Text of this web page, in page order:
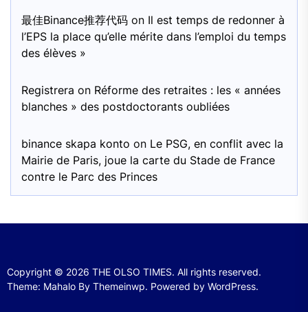
最佳Binance推荐代码 on Il est temps de redonner à
l’EPS la place qu’elle mérite dans l’emploi du temps
des élèves »
Registrera on Réforme des retraites : les « années
blanches » des postdoctorants oubliées
binance skapa konto on Le PSG, en conflit avec la
Mairie de Paris, joue la carte du Stade de France
contre le Parc des Princes
Copyright © 2026 THE OLSO TIMES. All rights reserved.
Theme: Mahalo By Themeinwp. Powered by WordPress.